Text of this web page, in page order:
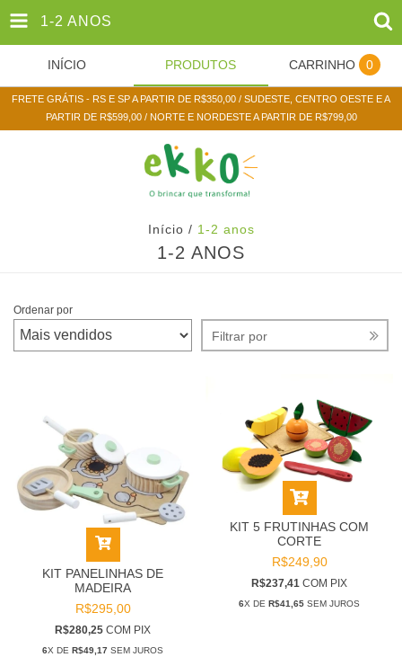
1-2 ANOS
INÍCIO PRODUTOS CARRINHO 0
FRETE GRÁTIS - RS E SP A PARTIR DE R$350,00 / SUDESTE, CENTRO OESTE E A
PARTIR DE R$599,00 / NORTE E NORDESTE A PARTIR DE R$799,00
Início / 1-2 anos
1-2 ANOS
Ordenar por
Filtrar por
KIT PANELINHAS DE
MADEIRA
R$295,00
R$280,25 COM PIX
6X DE R$49,17 SEM JUROS
KIT 5 FRUTINHAS COM
CORTE
R$249,90
R$237,41 COM PIX
6X DE R$41,65 SEM JUROS